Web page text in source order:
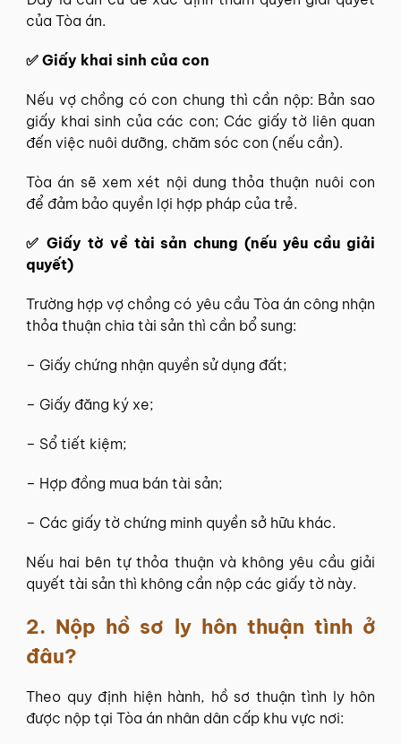
của Tòa án.
✅ Giấy khai sinh của con
Nếu vợ chồng có con chung thì cần nộp: Bản sao
giấy khai sinh của các con; Các giấy tờ liên quan
đến việc nuôi dưỡng, chăm sóc con (nếu cần).
Tòa án sẽ xem xét nội dung thỏa thuận nuôi con
để đảm bảo quyền lợi hợp pháp của trẻ.
✅ Giấy tờ về tài sản chung (nếu yêu cầu giải
quyết)
Trường hợp vợ chồng có yêu cầu Tòa án công nhận
thỏa thuận chia tài sản thì cần bổ sung:
– Giấy chứng nhận quyền sử dụng đất;
– Giấy đăng ký xe;
– Sổ tiết kiệm;
– Hợp đồng mua bán tài sản;
– Các giấy tờ chứng minh quyền sở hữu khác.
Nếu hai bên tự thỏa thuận và không yêu cầu giải
quyết tài sản thì không cần nộp các giấy tờ này.
2. Nộp hồ sơ ly hôn thuận tình ở
đâu?
Theo quy định hiện hành, hồ sơ thuận tình ly hôn
được nộp tại Tòa án nhân dân cấp khu vực nơi: